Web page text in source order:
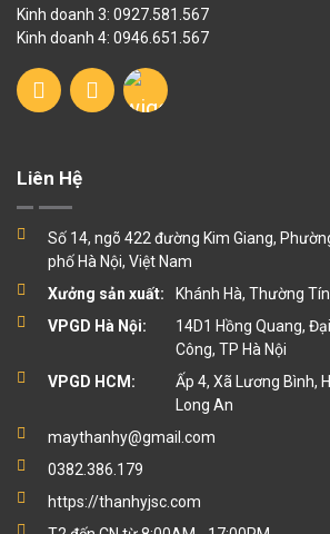
Kinh doanh 3: 0927.581.567
Kinh doanh 4: 0946.651.567
Liên Hệ
Số 14, ngõ 422 đường Kim Giang,
phố Hà Nội, Việt Nam
Xưởng sản xuất:
Khánh Hà, Thường
VPGD Hà Nội:
14D1 Hồng Quang,
Công, TP Hà Nội
VPGD HCM:
Ấp 4, Xã Lương Bình,
Long An
maythanhy@gmail.com
0382.386.179
https://thanhyjsc.com